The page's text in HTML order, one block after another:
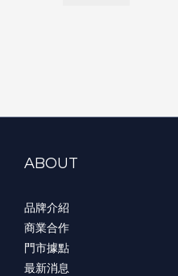
ABOUT
品牌介紹
商業合作
門市據點
最新消息